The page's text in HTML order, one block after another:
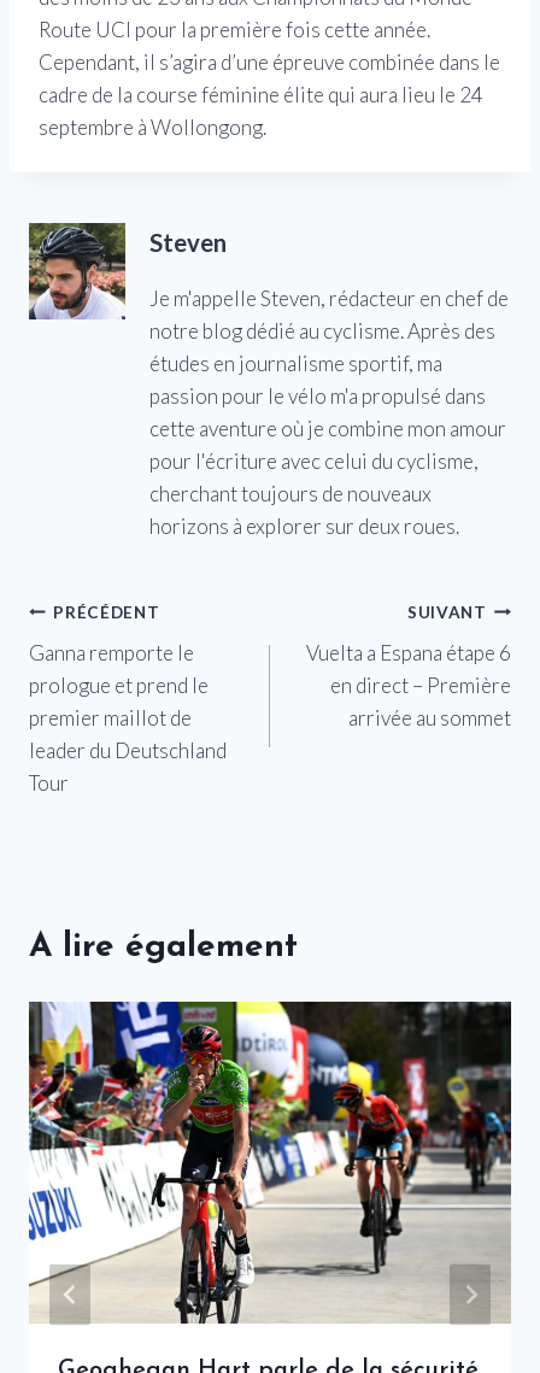
Route UCI pour la première fois cette année.
Cependant, il s’agira d’une épreuve combinée dans le
cadre de la course féminine élite qui aura lieu le 24
septembre à Wollongong.
Steven
Je m'appelle Steven, rédacteur en chef de
notre blog dédié au cyclisme. Après des
études en journalisme sportif, ma
passion pour le vélo m'a propulsé dans
cette aventure où je combine mon amour
pour l'écriture avec celui du cyclisme,
cherchant toujours de nouveaux
horizons à explorer sur deux roues.
Navigation
de
l’article
PRÉCÉDENT
Ganna remporte le
prologue et prend le
premier maillot de
leader du Deutschland
Tour
SUIVANT
Vuelta a Espana étape 6
en direct – Première
arrivée au sommet
A lire également